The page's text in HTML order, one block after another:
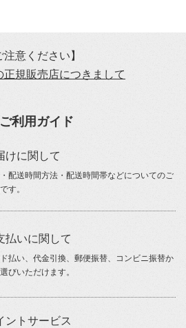
注意ください】
正規販売店につきまして
ご利用ガイド
けに関して
配送時間方法・配送時間帯などについてのご
す。
払いに関して
払い、代金引換、郵便振替、コンビニ振替か
びいただけます。
ントサービス